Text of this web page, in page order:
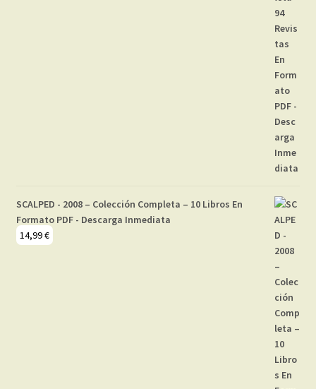
SCALPED - 2008 – Colección Completa – 10 Libros En
Formato PDF - Descarga Inmediata
14,99€